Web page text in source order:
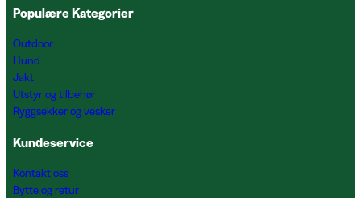
Populære Kategorier
Outdoor
Hund
Jakt
Utstyr og tilbehør
Ryggsekker og vesker
Kundeservice
Kontakt oss
Bytte og retur